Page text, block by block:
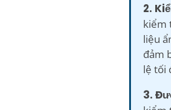
2.
kiểm
liệu
đảm
lệ tối
3.